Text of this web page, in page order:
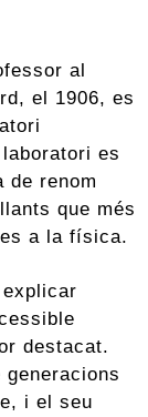
al
el 1906, es
es
de renom
que més
a la física.
destacat.
i el seu